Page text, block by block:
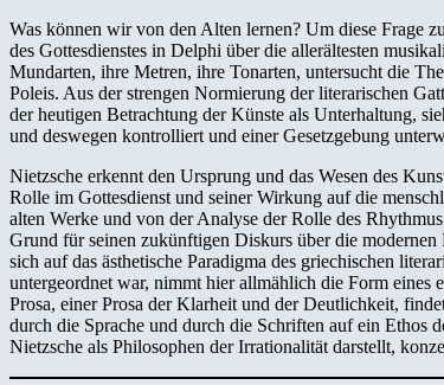
Was können wir von den Alten lernen? Um diese Frage
des Gottesdienstes in Delphi über die allerältesten
Mundarten, ihre Metren, ihre Tonarten, untersucht die
Poleis. Aus der strengen Normierung der literarischen
der heutigen Betrachtung der Künste als Unterhaltung,
und deswegen kontrolliert und einer Gesetzgebung
Nietzsche erkennt den Ursprung und das Wesen des
Rolle im Gottesdienst und seiner Wirkung auf die
alten Werke und von der Analyse der Rolle des
Grund für seinen zukünftigen Diskurs über die modernen
sich auf das ästhetische Paradigma des griechischen
untergeordnet war, nimmt hier allmählich die Form eines
Prosa, einer Prosa der Klarheit und der Deutlichkeit,
durch die Sprache und durch die Schriften auf ein Ethos
Nietzsche als Philosophen der Irrationalität darstellt,